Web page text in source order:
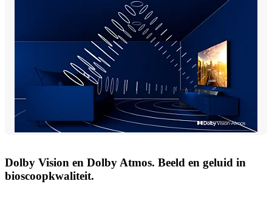
Dolby Vision en Dolby Atmos. Beeld en geluid in
bioscoopkwaliteit.